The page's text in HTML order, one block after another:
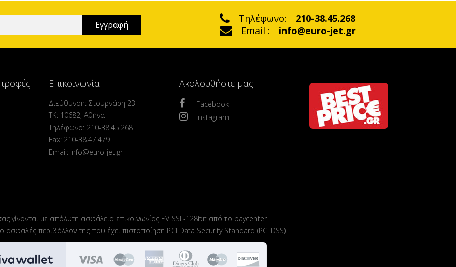
Τηλέφωνο:
210-38.45.268
Email :
info@euro-jet.gr
Επικοινωνία
Διεύθυνση: Στουρνάρη 23
ΤΚ: 10682, Αθήνα
Τηλέφωνο: 210-38.45.268
Fax: 210-38.47.479
Email: info@euro-jet.gr
Ακολουθήστε μας
Facebook
Instagram
γίνονται με απόλυτη ασφάλεια επικοινωνίας EV SSL-128bit από το paycenter
ασφαλές περιβάλλον της που έχει πιστοποίηση PCI Data Security Standard (PCI DSS)